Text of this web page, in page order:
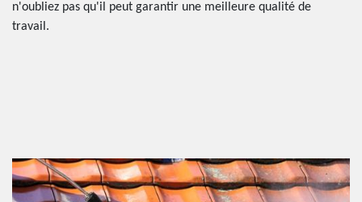
n'oubliez pas qu'il peut garantir une meilleure qualité de
travail.